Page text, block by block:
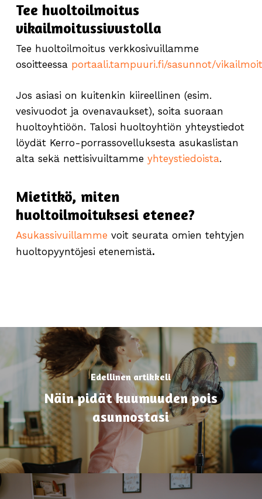
Tee huoltoilmoitus
vikailmoitussivustolla
Tee huoltoilmoitus verkkosivuillamme
osoitteessa portaali.tampuuri.fi/sasunnot/
Jos asiasi on kuitenkin kiireellinen (esim.
vesivuodot ja ovenavaukset), soita suoraan
huoltoyhtiöön. Talosi huoltoyhtiön yhteystiedot
löydät Kerro-porrassovelluksesta asukaslistan
alta sekä nettisivuiltamme yhteystiedoista.
Mietitkö, miten
huoltoilmoituksesi etenee?
Asukassivuillamme voit seurata omien tehtyjen
huoltopyyntöjesi etenemistä.
Edellinen artikkeli
Näin pidät kuumuuden pois
asunnostasi